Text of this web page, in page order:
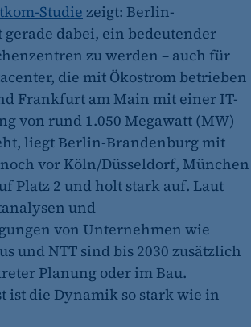
Studie zeigt: Berlin-
dabei, ein bedeutender
zu werden – auch für
die mit Ökostrom betrieben
Frankfurt am Main mit einer IT-
von rund 1.050 Megawatt (MW)
liegt Berlin-Brandenburg mit
vor Köln/Düsseldorf, München
Platz 2 und holt stark auf. Laut
und
von Unternehmen wie
und NTT sind bis 2030 zusätzlich
Planung oder im Bau.
ist die Dynamik so stark wie in